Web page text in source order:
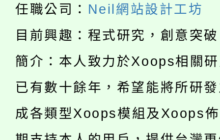
程，歡迎學生輔導中心
心理、諮商輔導、社會
系所師生報名參加。
會
115年食農教育專業人
程
學籍身 分審查程序及
版
淨零綠領人才培育課程
公告本校115學年度第
代理(課)教師甄選結果
「2026金融保險知識
任職公司： Neil網站設計工坊
目前興趣：程式研究，創意突
簡介：本人致力於Xoops相關
已有數十餘年，希望能將所研
成各類型Xoops模組及Xoops